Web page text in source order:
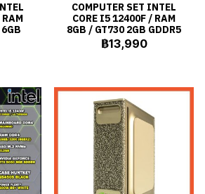
COMPUTER SET INTEL
CORE I5 12400F / RAM
8GB / GT730 2GB GDDR5
฿13,990